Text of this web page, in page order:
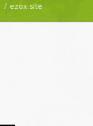
/ ezox site